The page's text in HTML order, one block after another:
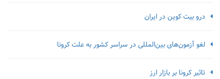
درو بیت کوین در ایران
لغو آزمون‌‌های بین‌المللی در سراسر کشور به علت کرونا
تاثیر کرونا بر بازار ارز